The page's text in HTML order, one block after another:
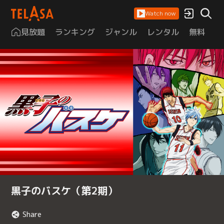
Watch now
見放題 ランキング ジャンル レンタル 無料
黒子のバスケ（第2期）
Share